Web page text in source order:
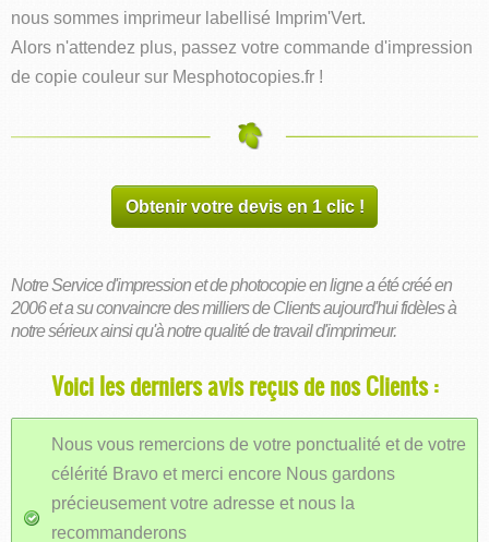
nous sommes imprimeur labellisé Imprim'Vert.
Alors n'attendez plus, passez votre commande d'impression
de copie couleur sur Mesphotocopies.fr !
Obtenir votre devis en 1 clic !
Notre Service d'impression et de photocopie en ligne a été créé en
2006 et a su convaincre des milliers de Clients aujourd'hui fidèles à
notre sérieux ainsi qu'à notre qualité de travail d'imprimeur.
Voici les derniers avis reçus de nos Clients :
Nous vous remercions de votre ponctualité et de votre
célérité Bravo et merci encore Nous gardons
précieusement votre adresse et nous la
recommanderons